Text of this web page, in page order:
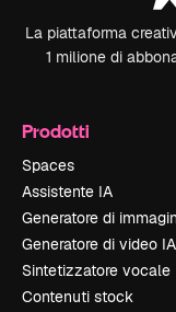
La piattaforma
1 milione di
Prodotti
Spaces
Assistente IA
Generatore di
Generatore di video IA
Sintetizzatore vocale
Contenuti stock